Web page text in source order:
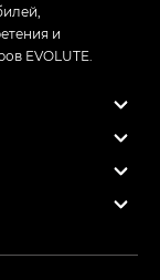
и
EVOLUTE.